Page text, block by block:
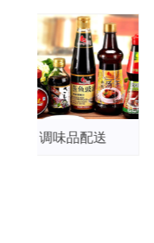
蔬菜类配送